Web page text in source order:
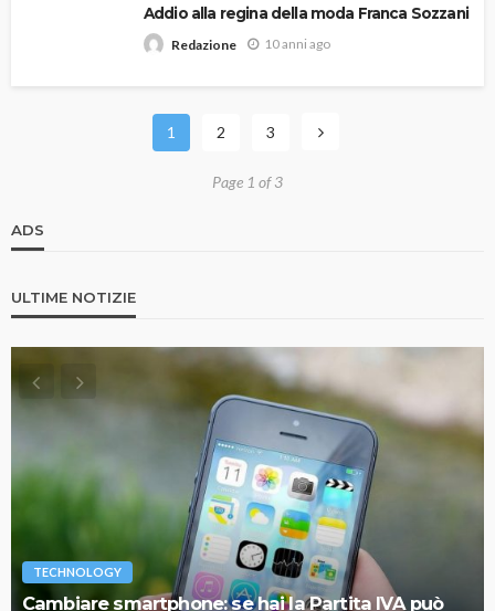
Addio alla regina della moda Franca Sozzani
Redazione 10 anni ago
1 2 3
Page 1 of 3
ADS
ULTIME NOTIZIE
TECHNOLOGY
Cambiare smartphone: se hai la Partita IVA può